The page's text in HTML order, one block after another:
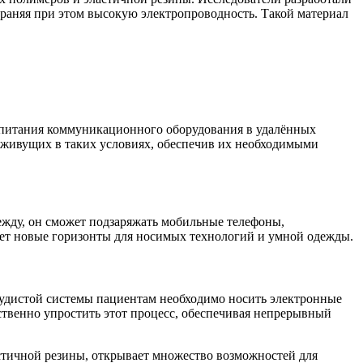
при этом высокую электропроводность. Такой материал
коммуникационного оборудования в удалённых
в таких условиях, обеспечив их необходимыми
он сможет подзаряжать мобильные телефоны,
новые горизонты для носимых технологий и умной одежды.
системы пациентам необходимо носить электронные
упростить этот процесс, обеспечивая непрерывный
резины, открывает множество возможностей для